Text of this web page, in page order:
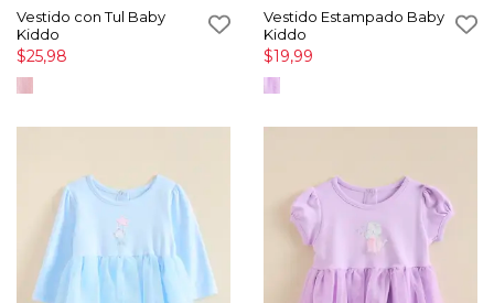
Vestido con Tul Baby
Kiddo
$25,98
Vestido Estampado Baby
Kiddo
$19,99